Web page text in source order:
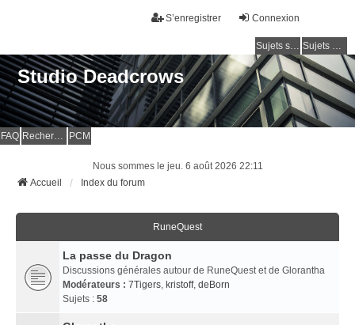
Connexion
S’enregistrer
Sujets sans réponse Sujets actifs
Studio Deadcrows
FAQ Rechercher PCM
Nous sommes le jeu. 6 août 2026 22:11
Accueil
Index du forum
RuneQuest
La passe du Dragon
Discussions générales autour de RuneQuest et de Glorantha
Modérateurs : 7Tigers, kristoff, deBorn
Sujets : 58